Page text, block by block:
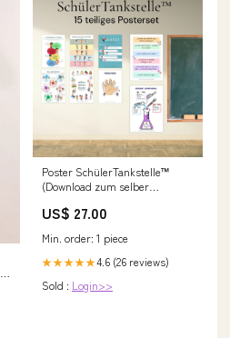
Poster SchülerTankstelle™
(Download zum selber
Pädagogen | Preis pro Schule
+ Weiterbildung über
kindliches Verhalten und
Nervensystem + Workbook
(alles digital)
US$ 27.00
Min. order: 1 piece
★★★★★4.6 (26 reviews)
Sold : Login>>